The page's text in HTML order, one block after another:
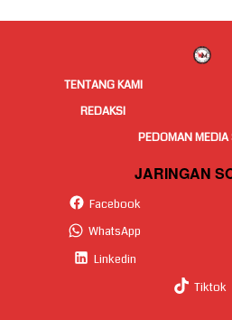
TENTANG KAMI
REDAKSI
PEDOMAN MEDIA
JARINGAN
Facebook
WhatsApp
Linkedin
Tiktok